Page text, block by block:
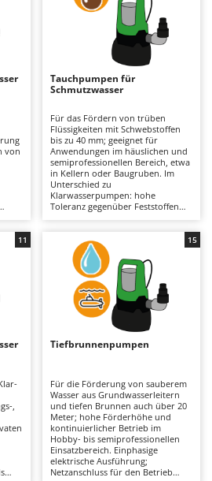
für Traktoren
Traktoren
- Starthilfegeräte
von
Tauchpumpen für
Schmutzwasser
Für das Fördern von trüben
Flüssigkeiten mit Schwebstoffen
bis zu 40 mm; geeignet für
Anwendungen im häuslichen und
semiprofessionellen Bereich, etwa
in Kellern oder Baugruben. Im
Unterschied zu
Klarwasserpumpen: hohe
Toleranz gegenüber Feststoffen
mit einphasiger Stromversorgung
(Netzanschluss erforderlich) sowie
in akkubetriebener Ausführung
für den Einsatz ohne
Stromanschluss und mit durch
Wechselakku verlängerbarer
Betriebsdauer. Teilweise
Ausführungen in Edelstahl für
erhöhte Widerstandsfähigkeit. Zur
Sicherstellung der
Leistungsfähigkeit: regelmäßige
Durchgängen; bei Akkumodellen
Erhaltung eines angemessenen
Ladezustands während längerer
Stillstandszeiten.
,
11
Tiefbrunnenpumpen
Für die Förderung von sauberem
Wasser aus Grundwasserleitern
und tiefen Brunnen auch über 20
Meter; hohe Förderhöhe und
kontinuierlicher Betrieb im
Hobby- bis semiprofessionellen
Einsatzbereich. Einphasige
elektrische Ausführung;
Netzanschluss für den Betrieb
15